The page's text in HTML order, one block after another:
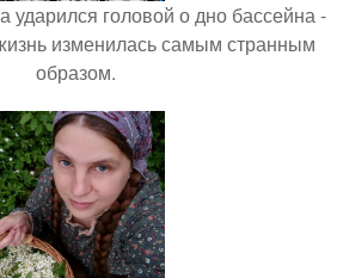
ударился головой о дно бассейна -
изменилась самым странным
образом.